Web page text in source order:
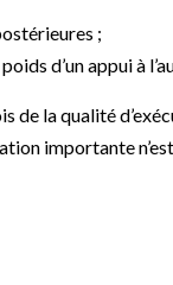
;
d’un appui à
de la qualité
importante